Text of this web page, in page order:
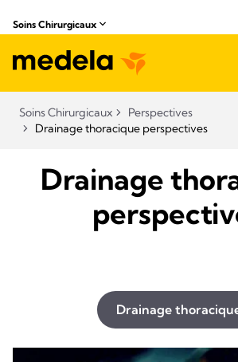
Soins Chirurgicaux
Soins Chirurgicaux
Perspectives
Drainage thoracique perspectives
Drainage
Drainage